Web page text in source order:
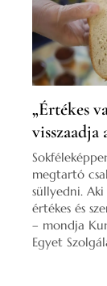
„Értékes
megtartó
süllyedni.
értékes és
– mondja
Egyet